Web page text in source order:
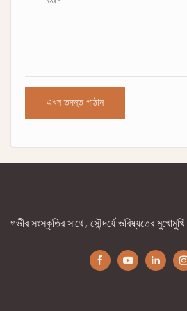
এখন তদন্ত পাঠান
গভীর সংস্কৃতির সাথে, সৌন্দর্যে ভবিষ্যতের